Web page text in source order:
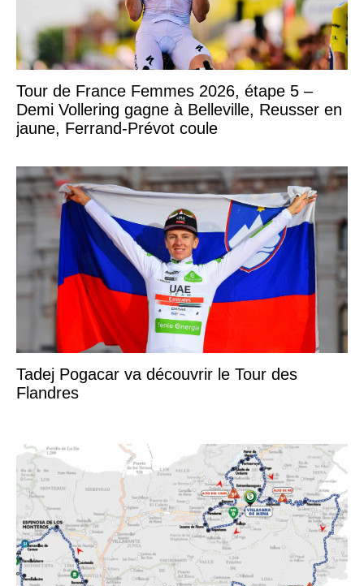
Tour de France Femmes 2026, étape 5 –
Demi Vollering gagne à Belleville, Reusser en
jaune, Ferrand-Prévot coule
Tadej Pogacar va découvrir le Tour des
Flandres